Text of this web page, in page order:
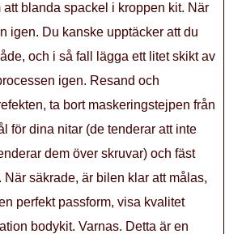
blanda spackel i kroppen kit. När
igen. Du kanske upptäcker att du
och i så fall lägga ett litet skikt av
igen. Resand och
ta bort maskeringstejpen från
för dina nitar (de tenderar att inte
dem över skruvar) och fäst
När säkrade, är bilen klar att målas,
perfekt passform, visa kvalitet
bodykit. Varnas. Detta är en